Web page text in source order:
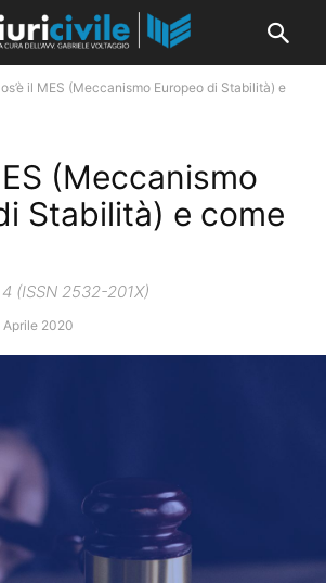
il MES (Meccanismo Europeo di Stabilità) e
(Meccanismo
Stabilità) e come
(ISSN 2532-201X)
Aprile 2020